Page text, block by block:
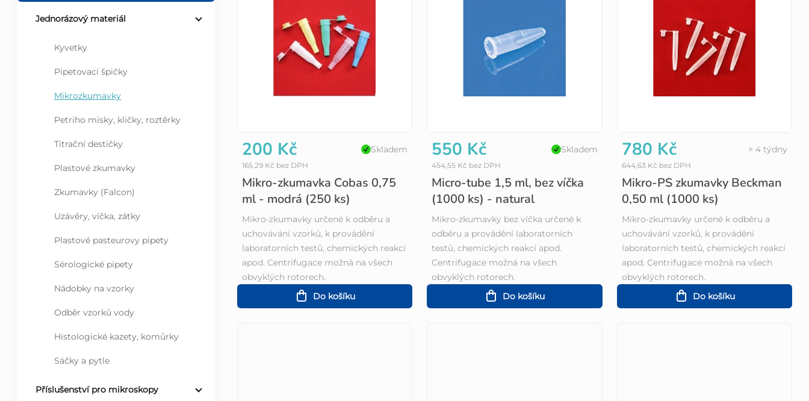
Jednorázový materiál
Kyvetky
Pipetovací špičky
Mikrozkumavky
Petriho misky, kličky, roztěrky
Titrační destičky
Plastové zkumavky
Zkumavky (Falcon)
Uzávěry, víčka, zátky
Plastové pasteurovy pipety
Sérologické pipety
Nádobky na vzorky
Odběr vzorků vody
Histologické kazety, komůrky
Sáčky a pytle
Příslušenství pro mikroskopy
r
o
d
u
k
t
Mikro-zkumavka Cobas 0,75
ml - modrá (250 ks)
Skladem
165,29 Kč bez DPH
200 Kč
Do košíku
Mikro-zkumavky určené k odběru a
uchovávání vzorků, k provádění
laboratorních testů, chemických reakcí
apod. Centrifugace možná na všech
obvyklých rotorech.
Micro-tube 1,5 ml, bez víčka
(1000 ks) - natural
Skladem
454,55 Kč bez DPH
550 Kč
Do košíku
Mikro-zkumavky bez víčka určené k
odběru a provádění laboratorních
testů, chemických reakcí apod.
Centrifugace možná na všech
obvyklých rotorech.
Mikro-PS zkumavky Beckman
0,50 ml (1000 ks)
> 4 týdny
644,63 Kč bez DPH
780 Kč
Do košíku
Mikro-zkumavky určené k odběru a
uchovávání vzorků, k provádění
laboratorních testů, chemických reakcí
apod. Centrifugace možná na všech
obvyklých rotorech.